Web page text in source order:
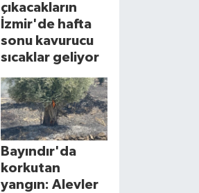
çıkacakların
İzmir'de hafta
sonu kavurucu
sıcaklar geliyor
Bayındır'da
korkutan
yangın: Alevler